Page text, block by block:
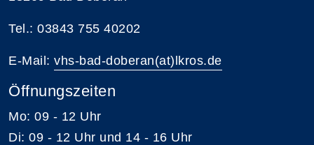
Tel.: 03843 755 40202
E-Mail: vhs-bad-doberan(at)lkros.de
Öffnungszeiten
Mo: 09 - 12 Uhr
Di: 09 - 12 Uhr und 14 - 16 Uhr